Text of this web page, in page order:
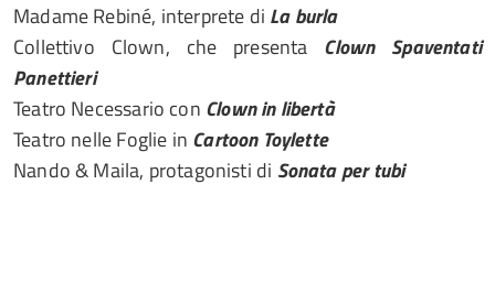
Madame Rebiné, interprete di La burla
Collettivo Clown, che presenta Clown Spaventati
Panettieri
Teatro Necessario con Clown in libertà
Teatro nelle Foglie in Cartoon Toylette
Nando & Maila, protagonisti di Sonata per tubi